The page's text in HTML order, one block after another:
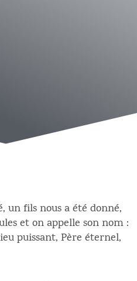
un fils nous a été donné,
et on appelle son nom :
puissant, Père éternel,